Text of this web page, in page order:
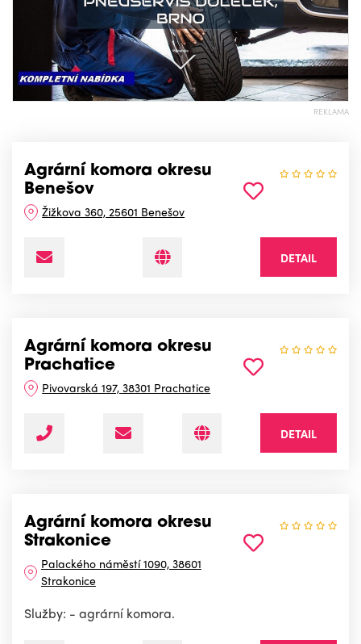
REKLAMA
Agrární komora okresu
Benešov
Žižkova 360, 25601 Benešov
DETAIL
Agrární komora okresu
Prachatice
Pivovarská 197, 38301 Prachatice
DETAIL
Agrární komora okresu
Strakonice
Palackého náměstí 1090, 38601
Strakonice
Služby: - agrární komora.